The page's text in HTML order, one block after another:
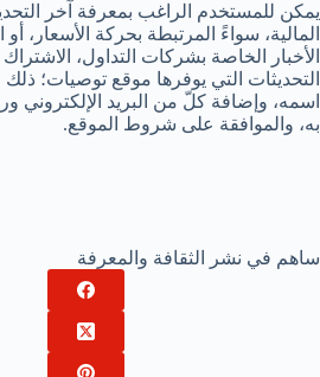
يمكن للمستخدم الراغب بمعرفة آخر
المالية، سواءً المرتبطة بحركة الأسعار، أو
الأخبار الخاصة بشركات التداول،
التحديثات التي يوفرها موقع توصيات؛
اسمه، وإضافة كلّ من البريد الإلكتروني
به، والموافقة على شروط الموقع.
ساهم في نشر الثقافة والمعرفة